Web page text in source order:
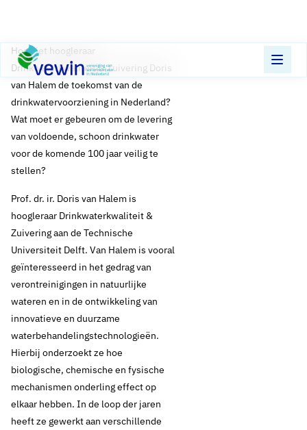
Direct naar content
Terug naar de startpagina
Hoe ziet hoogleraar
Drinkwaterkwaliteit & Zuivering Doris
van Halem de toekomst van de
drinkwatervoorziening in Nederland?
Wat moet er gebeuren om de levering
van voldoende, schoon drinkwater
voor de komende 100 jaar veilig te
stellen?
Prof. dr. ir. Doris van Halem is
hoogleraar Drinkwaterkwaliteit &
Zuivering aan de Technische
Universiteit Delft. Van Halem is vooral
geïnteresseerd in het gedrag van
verontreinigingen in natuurlijke
wateren en in de ontwikkeling van
innovatieve en duurzame
waterbehandelingstechnologieën.
Hierbij onderzoekt ze hoe
biologische, chemische en fysische
mechanismen onderling effect op
elkaar hebben. In de loop der jaren
heeft ze gewerkt aan verschillende